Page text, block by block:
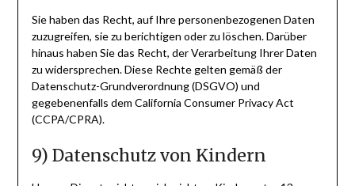
Sie haben das Recht, auf Ihre personenbezogenen Daten
zuzugreifen, sie zu berichtigen oder zu löschen. Darüber
hinaus haben Sie das Recht, der Verarbeitung Ihrer Daten
zu widersprechen. Diese Rechte gelten gemäß der
Datenschutz-Grundverordnung (DSGVO) und
gegebenenfalls dem California Consumer Privacy Act
(CCPA/CPRA).
9) Datenschutz von Kindern